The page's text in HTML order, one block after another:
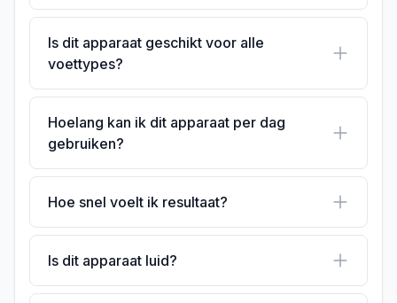
Is dit apparaat geschikt voor alle
voettypes?
Hoelang kan ik dit apparaat per dag
gebruiken?
Hoe snel voelt ik resultaat?
Is dit apparaat luid?